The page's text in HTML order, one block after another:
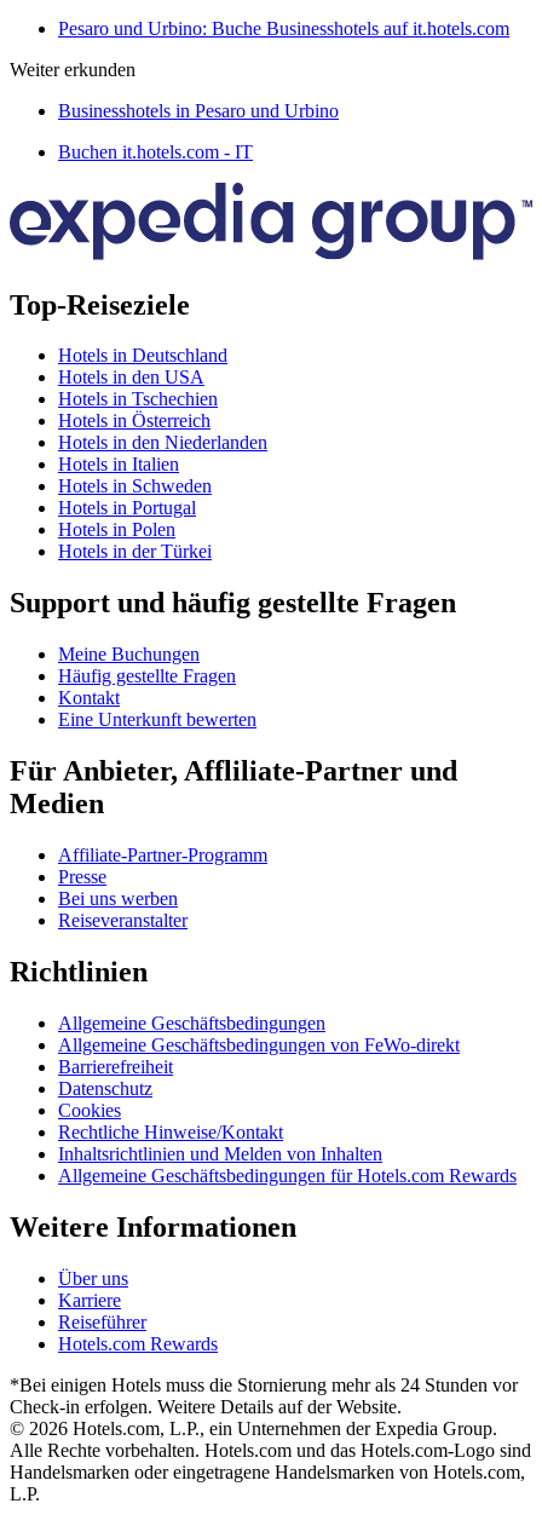
Pesaro und Urbino: Buche Businesshotels auf it.hotels.com
Weiter erkunden
Businesshotels in Pesaro und Urbino
Buchen it.hotels.com - IT
Top-Reiseziele
Hotels in Deutschland
Hotels in den USA
Hotels in Tschechien
Hotels in Österreich
Hotels in den Niederlanden
Hotels in Italien
Hotels in Schweden
Hotels in Portugal
Hotels in Polen
Hotels in der Türkei
Support und häufig gestellte Fragen
Meine Buchungen
Häufig gestellte Fragen
Kontakt
Eine Unterkunft bewerten
Für Anbieter, Affliliate-Partner und
Medien
Affiliate-Partner-Programm
Presse
Bei uns werben
Reiseveranstalter
Richtlinien
Allgemeine Geschäftsbedingungen
Allgemeine Geschäftsbedingungen von FeWo-direkt
Barrierefreiheit
Datenschutz
Cookies
Rechtliche Hinweise/Kontakt
Inhaltsrichtlinien und Melden von Inhalten
Allgemeine Geschäftsbedingungen für Hotels.com Rewards
Weitere Informationen
Über uns
Karriere
Reiseführer
Hotels.com Rewards
*Bei einigen Hotels muss die Stornierung mehr als 24 Stunden vor
Check-in erfolgen. Weitere Details auf der Website.
© 2026 Hotels.com, L.P., ein Unternehmen der Expedia Group.
Alle Rechte vorbehalten. Hotels.com und das Hotels.com-Logo sind
Handelsmarken oder eingetragene Handelsmarken von Hotels.com,
L.P.